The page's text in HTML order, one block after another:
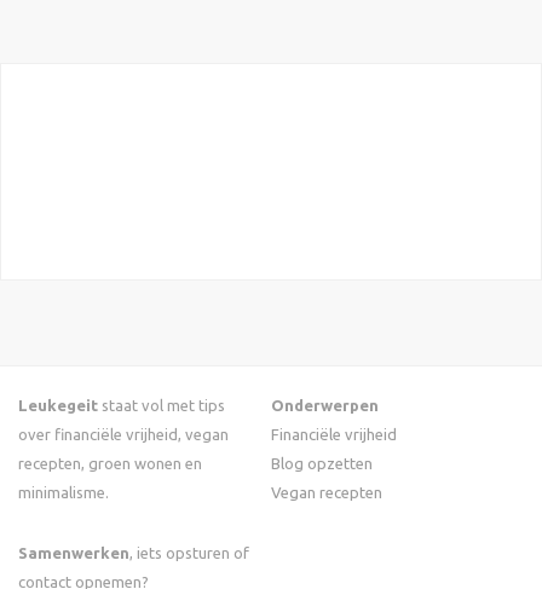
Leukegeit staat vol met tips
over financiële vrijheid, vegan
recepten, groen wonen en
minimalisme.
Samenwerken, iets opsturen of
contact opnemen?
Onderwerpen
Financiële vrijheid
Blog opzetten
Vegan recepten